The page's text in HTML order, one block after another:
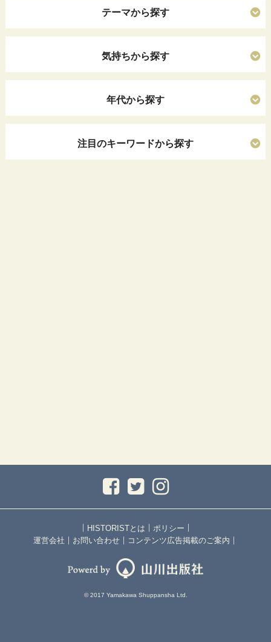
テーマから探す
気持ちから探す
年代から探す
注目のキーワードから探す
｜ HISTORISTとは ｜ ポリシー ｜
運営会社 ｜ お問い合わせ ｜ コンテンツ広告掲載のご案内 ｜
© 2017 Yamakawa Shuppansha Ltd.